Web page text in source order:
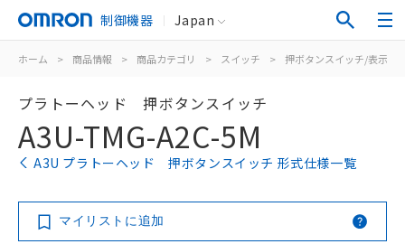
制御機器 Japan
ホーム > 商品情報 > 商品カテゴリ > スイッチ > 押ボタンスイッチ/表示灯
プラトーヘッド 押ボタンスイッチ
A3U-TMG-A2C-5M
A3U プラトーヘッド 押ボタンスイッチ 形式仕様一覧
マイリストに追加